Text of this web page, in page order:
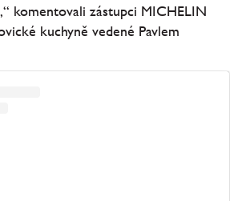
komentovali zástupci MICHELIN
kuchyně vedené Pavlem